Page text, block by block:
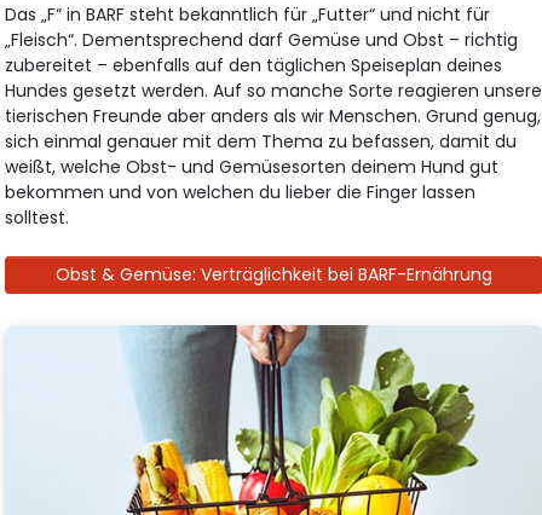
Das „F“ in BARF steht bekanntlich für „Futter“ und nicht für
„Fleisch“. Dementsprechend darf Gemüse und Obst – richtig
zubereitet – ebenfalls auf den täglichen Speiseplan deines
Hundes gesetzt werden. Auf so manche Sorte reagieren unsere
tierischen Freunde aber anders als wir Menschen. Grund genug,
sich einmal genauer mit dem Thema zu befassen, damit du
weißt, welche Obst- und Gemüsesorten deinem Hund gut
bekommen und von welchen du lieber die Finger lassen
solltest.
Obst & Gemüse: Verträglichkeit bei BARF-Ernährung